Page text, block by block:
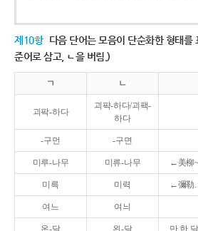
제10항 다음 단어는 모음이 단순화한 형태를
준어로 삼고, ㄴ을 버림.)
ㄱ ㄴ
괴팍-하다
괴퍅-하다/괴팩-
하다
-구먼 -구면
미루-나무 미류-나무 ←美柳
미륵 미력 ←彌勒.
여느 여늬
온-달 왼-달 만 한